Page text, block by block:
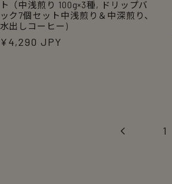
ト（中浅煎り 100g×3種, ドリップバ
ック7個セット中浅煎り＆中深煎り、
水出しコーヒー)
通
¥4,290 JPY
1